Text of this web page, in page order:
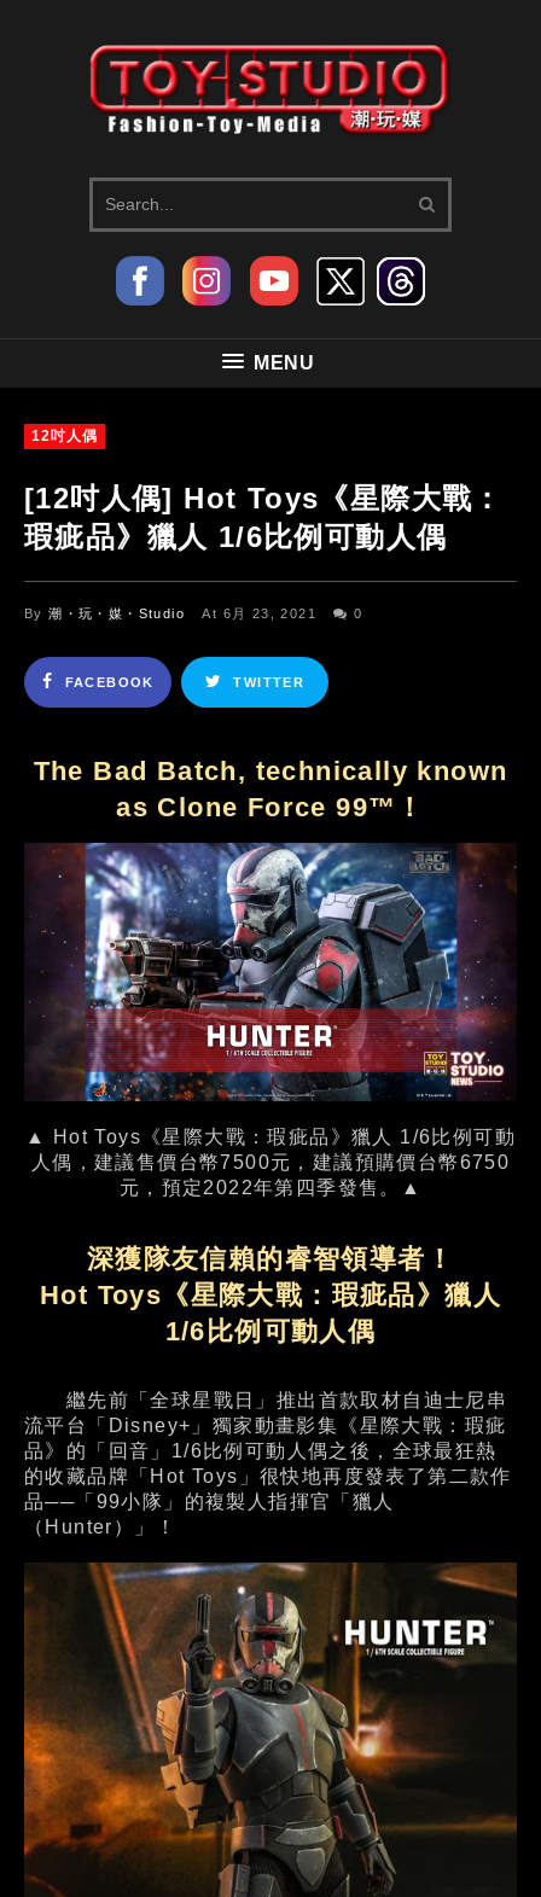
MENU
12吋人偶
[12吋人偶] Hot Toys《星際大戰：
瑕疵品》獵人 1/6比例可動人偶
By潮・玩・媒・Studio At 6月 23, 2021 0
FACEBOOK TWITTER
The Bad Batch, technically known
as Clone Force 99™！
▲ Hot Toys《星際大戰：瑕疵品》獵人 1/6比例可動
人偶，建議售價台幣7500元，建議預購價台幣6750
元，預定2022年第四季發售。▲
深獲隊友信賴的睿智領導者！
Hot Toys《星際大戰：瑕疵品》獵人
1/6比例可動人偶
繼先前「全球星戰日」推出首款取材自迪士尼串
流平台「Disney+」獨家動畫影集《星際大戰：瑕疵
品》的「回音」1/6比例可動人偶之後，全球最狂熱
的收藏品牌「Hot Toys」很快地再度發表了第二款作
品──「99小隊」的複製人指揮官「獵人
（Hunter）」！